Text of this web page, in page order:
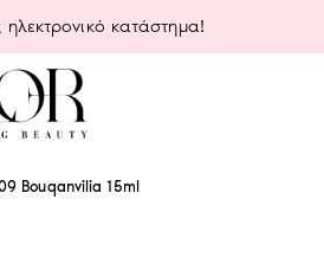
κατάστημα!
Bouqanvilia 15ml